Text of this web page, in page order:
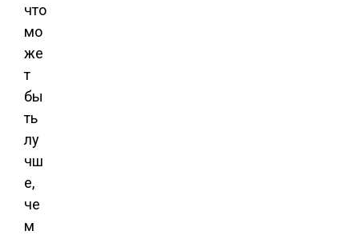
что
мо
же
т
бы
ть
лу
чш
е,
че
м